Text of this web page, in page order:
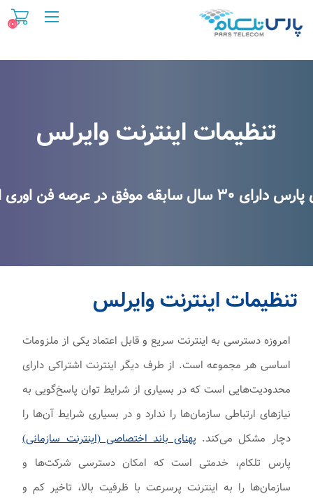
(۰)
تنظیمات اینترنت وایرلس
تنظیمات اینترنت وایرلس
عرصه فن اوری اطلاعات و اینترنت
تنظیمات اینترنت وایرلس
امروزه دسترسی به اینترنت سریع و قابل اعتماد یکی از ملزومات
اساسی هر مجموعه است. از طرف دیگر اینترنت اشتراکی دارای
محدودیت‌هایی است که در بسیاری از شرایط توان پاسخ‌گویی به
نیازهای ارتباطی سازمان‌ها را ندارد و در بسیاری شرایط آن‌ها را
دچار مشکل می‌کند. پهنای باند اختصاصی (اینترنت سازمانی)
پارس تلکام، خدمتی است که امکان دسترسی شرکت‌ها و
سازمان‌ها را به اینترنت پرسرعت با ظرفیت بالا، تاخیر کم و